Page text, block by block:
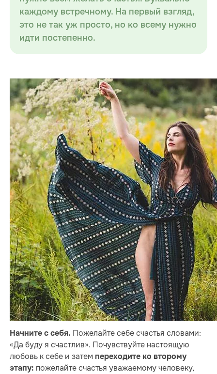
каждому встречному. На первый взгляд,
это не так уж просто, но ко всему нужно
идти постепенно.
Начните с себя. Пожелайте себе счастья словами:
«Да буду я счастлив». Почувствуйте настоящую
любовь к себе и затем переходите ко второму
этапу: пожелайте счастья уважаемому человеку,